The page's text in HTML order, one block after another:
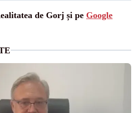
de Gorj și pe Google